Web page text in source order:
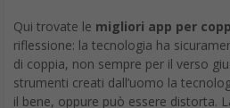
Qui trovate le migliori app per
riflessione: la tecnologia ha
di coppia, non sempre per il verso
strumenti creati dall’uomo la
il bene, oppure può essere distorta.